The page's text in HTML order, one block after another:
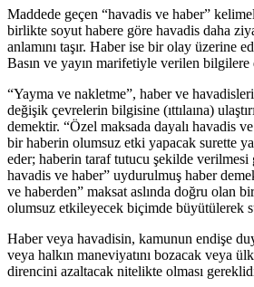
Maddede geçen “havadis ve haber”
birlikte soyut habere göre havadis daha
anlamını taşır. Haber ise bir olay üzerine
Basın ve yayın marifetiyle verilen bilgilere
“Yayma ve nakletme”, haber ve
değişik çevrelerin bilgisine (ıttılaına)
demektir. “Özel maksada dayalı havadis
bir haberin olumsuz etki yapacak surette
eder; haberin taraf tutucu şekilde verilmesi
havadis ve haber” uydurulmuş haber
ve haberden” maksat aslında doğru olan
olumsuz etkileyecek biçimde büyütülerek
Haber veya havadisin, kamunun endişe
veya halkın maneviyatını bozacak veya
direncini azaltacak nitelikte olması